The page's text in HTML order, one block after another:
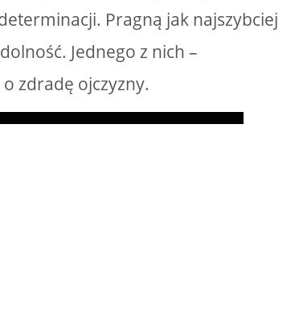
Pragną jak najszybciej
Jednego z nich –
zdradę ojczyzny.